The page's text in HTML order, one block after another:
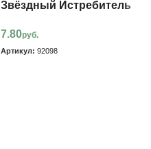
Звёздный Истребитель
7.80руб.
Артикул: 92098